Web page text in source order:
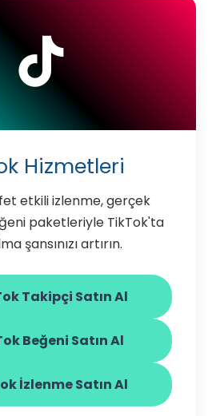
Hizmetleri
etkili izlenme, gerçek
paketleriyle TikTok'ta
şansınızı artırın.
Takipçi Satın Al
Beğeni Satın Al
İzlenme Satın Al